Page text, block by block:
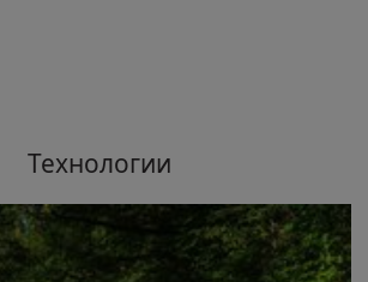
Технологии